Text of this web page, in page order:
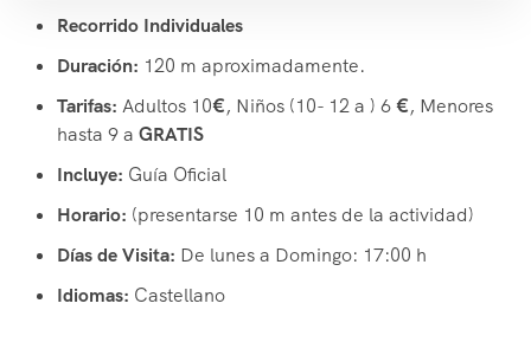
Recorrido Individuales
Duración: 120 m aproximadamente.
Tarifas: Adultos 10€, Niños (10- 12 a ) 6€, Menores
hasta 9 a GRATIS
Incluye: Guía Oficial
Horario: (presentarse 10 m antes de la actividad)
Días de Visita: De lunes a Domingo: 17:00 h
Idiomas: Castellano